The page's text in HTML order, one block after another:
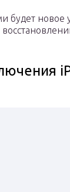
будет новое